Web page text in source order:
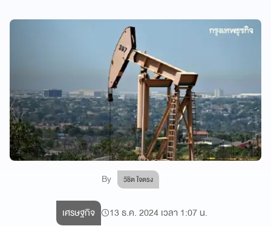
By วิชิต ใจตรง
เศรษฐกิจ 13 ธ.ค. 2024 เวลา 1:07 น.